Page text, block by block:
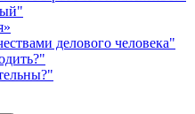
делового человека"